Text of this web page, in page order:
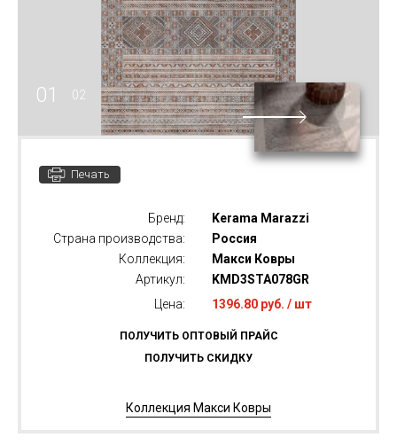
01 02
Бренд:
Kerama Marazzi
Страна производства:
Россия
Коллекция:
Макси Ковры
Артикул:
KMD3STA078GR
Цена:
1396.80 руб. / шт
ПОЛУЧИТЬ ОПТОВЫЙ ПРАЙС
ПОЛУЧИТЬ СКИДКУ
Коллекция Макси Ковры
Печать